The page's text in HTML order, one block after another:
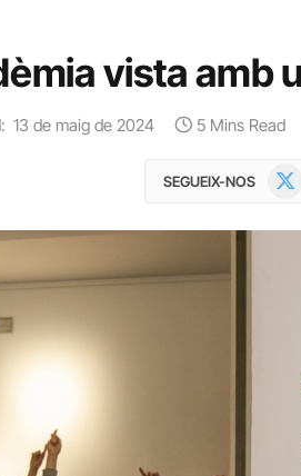
vista amb
13 de maig de 2024 5 Mins Read
SEGUEIX-NOS